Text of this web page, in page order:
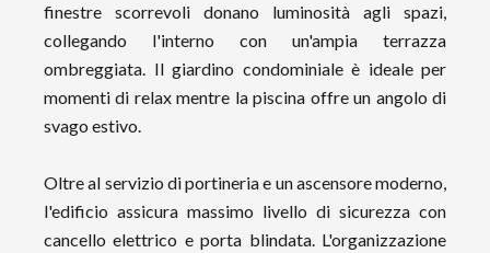
finestre scorrevoli donano luminosità agli spazi,
collegando l'interno con un'ampia terrazza
ombreggiata. Il giardino condominiale è ideale per
momenti di relax mentre la piscina offre un angolo di
svago estivo.
Oltre al servizio di portineria e un ascensore moderno,
l'edificio assicura massimo livello di sicurezza con
cancello elettrico e porta blindata. L'organizzazione